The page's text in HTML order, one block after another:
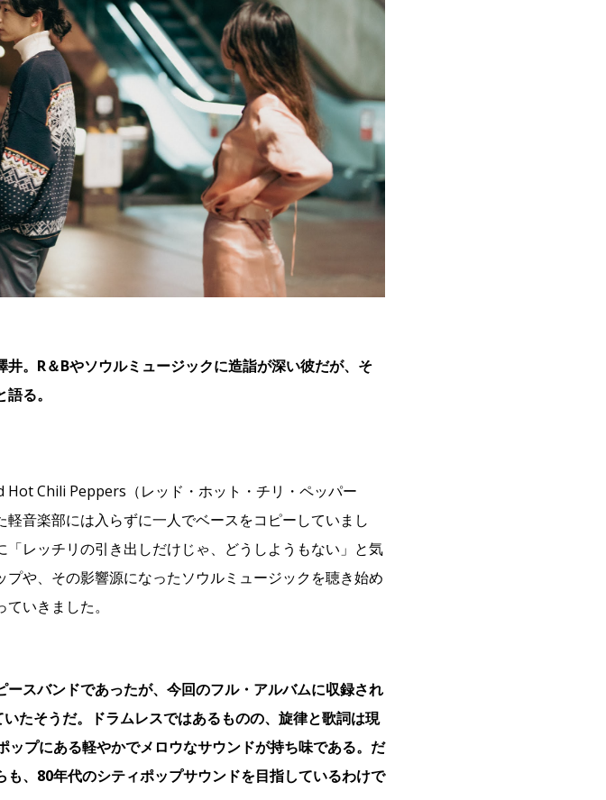
。R＆Bやソウルミュージックに造詣が深い彼だが、そ
る。
Hot Chili Peppers（レッド・ホット・チリ・ペッパー
音楽部には入らずに一人でベースをコピーしていまし
レッチリの引き出しだけじゃ、どうしようもない」と気
や、その影響源になったソウルミュージックを聴き始め
いきました。
スバンドであったが、今回のフル・アルバムに収録され
たそうだ。ドラムレスではあるものの、旋律と歌詞は現
プにある軽やかでメロウなサウンドが持ち味である。だ
、80年代のシティポップサウンドを目指しているわけで